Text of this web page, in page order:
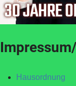
Hausordnung